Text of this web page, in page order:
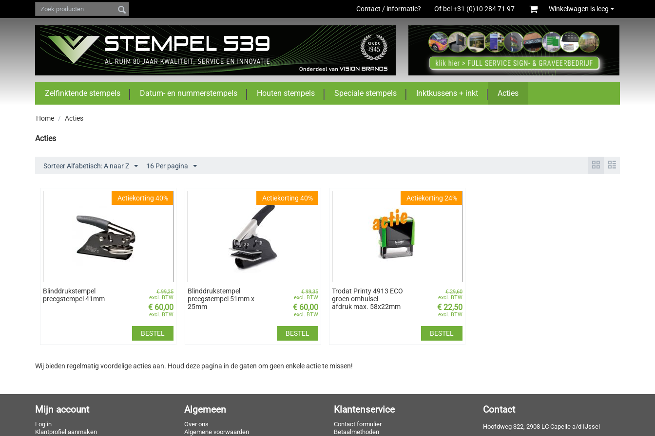
Winkelwagen is leeg
Contact / informatie? Of bel +31 (0)10 284 71 97
Zelfinktende stempels Datum- en nummerstempels Houten stempels Speciale stempels Inktkussens + inkt Acties
Home / Acties
Acties
Sorteer Alfabetisch: A naar Z 16 Per pagina
Actiekorting 40%
Blinddrukstempel
preegstempel 41mm
€99,35
excl. BTW
€ 60,00
excl. BTW
BESTEL
Actiekorting 40%
Blinddrukstempel
preegstempel 51mm x
25mm
€99,35
excl. BTW
€ 60,00
excl. BTW
BESTEL
Actiekorting 24%
Trodat Printy 4913 ECO
groen omhulsel
afdruk max. 58x22mm
€29,60
excl. BTW
€ 22,50
excl. BTW
BESTEL
Wij bieden regelmatig voordelige acties aan. Houd deze pagina in de gaten om geen enkele actie te missen!
Mijn account
Log in
Klantprofiel aanmaken
Algemeen
Over ons
Algemene voorwaarden
Klantenservice
Contact formulier
Betaalmethoden
Contact
Hoofdweg 322, 2908 LC Capelle a/d IJssel